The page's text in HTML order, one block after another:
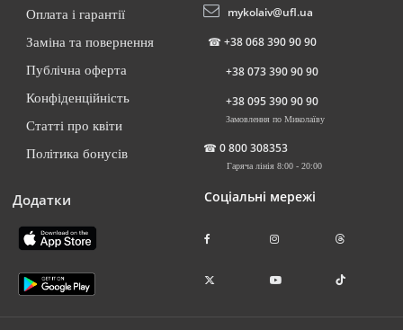
Оплата і гарантії
Заміна та повернення
Публічна оферта
Конфіденційність
Статті про квіти
Політика бонусів
Додатки
mykolaiv@ufl.ua
☎ +38 068 390 90 90
+38 073 390 90 90
+38 095 390 90 90
Замовлення по Миколаїву
☎ 0 800 308353
Гаряча лінія 8:00 - 20:00
Соціальні мережі